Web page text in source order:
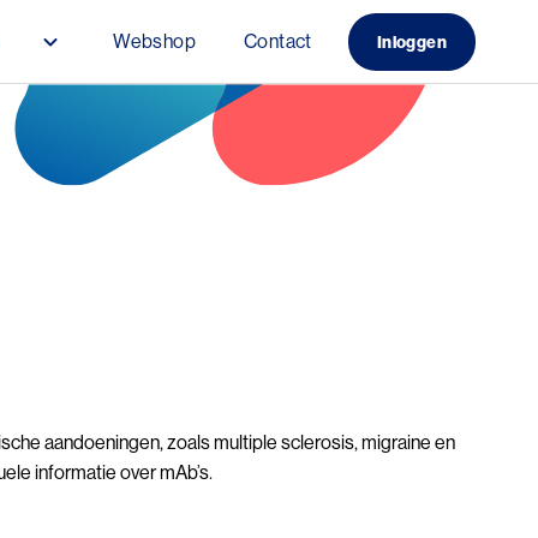
Webshop Contact Inloggen
aandoeningen, zoals multiple sclerosis, migraine en
informatie over mAb’s.